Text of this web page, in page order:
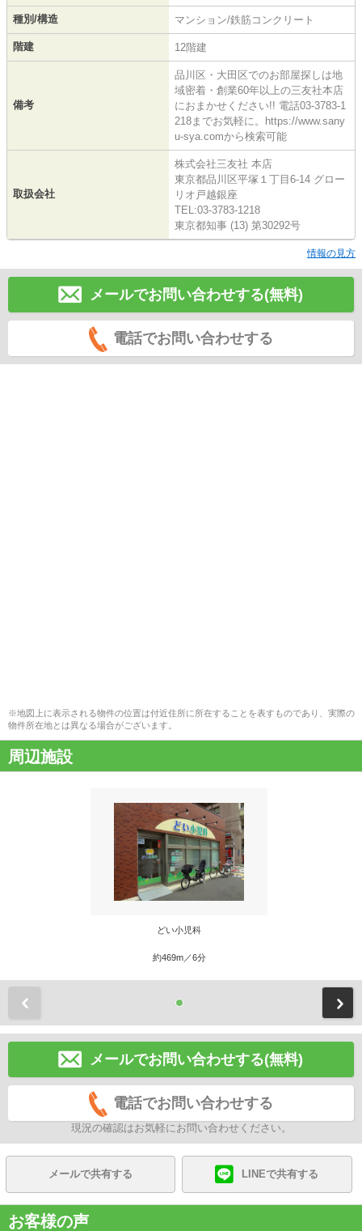
種別/構造 マンション/鉄筋コンクリート
階建 12階建
備考
品川区・大田区でのお部屋探しは地
域密着・創業60年以上の三友社本店
におまかせください!! 電話03-3783-1
218までお気軽に。https://www.sany
u-sya.comから検索可能
取扱会社
株式会社三友社 本店
東京都品川区平塚１丁目6-14 グロー
リオ戸越銀座
TEL:03-3783-1218
東京都知事 (13) 第30292号
情報の見方
メールでお問い合わせする(無料)
電話でお問い合わせする
※地図上に表示される物件の位置は付近住所に所在することを表すものであり、実際の
物件所在地とは異なる場合がございます。
周辺施設
どい小児科
約469m／6分
メールでお問い合わせする(無料)
電話でお問い合わせする
現況の確認はお気軽にお問い合わせください。
メールで共有する LINEで共有する
お客様の声